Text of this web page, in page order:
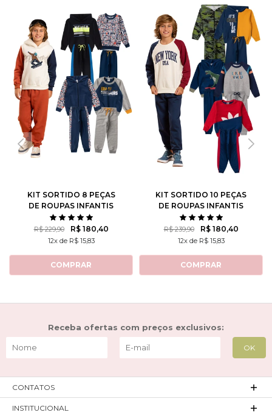
KIT SORTIDO 8 PEÇAS
DE ROUPAS INFANTIS
MASCULINO INVERNO - 4
CASACOS + 4 CALÇAS
R$ 229,90 R$ 180,40
12x de R$ 15,83
COMPRAR
KIT SORTIDO 10 PEÇAS
DE ROUPAS INFANTIS
MASCULINO INVERNO - 5
CASACOS + 5 CALÇAS
R$ 239,90 R$ 180,40
12x de R$ 15,83
COMPRAR
Receba ofertas com preços exclusivos:
CONTATOS
INSTITUCIONAL